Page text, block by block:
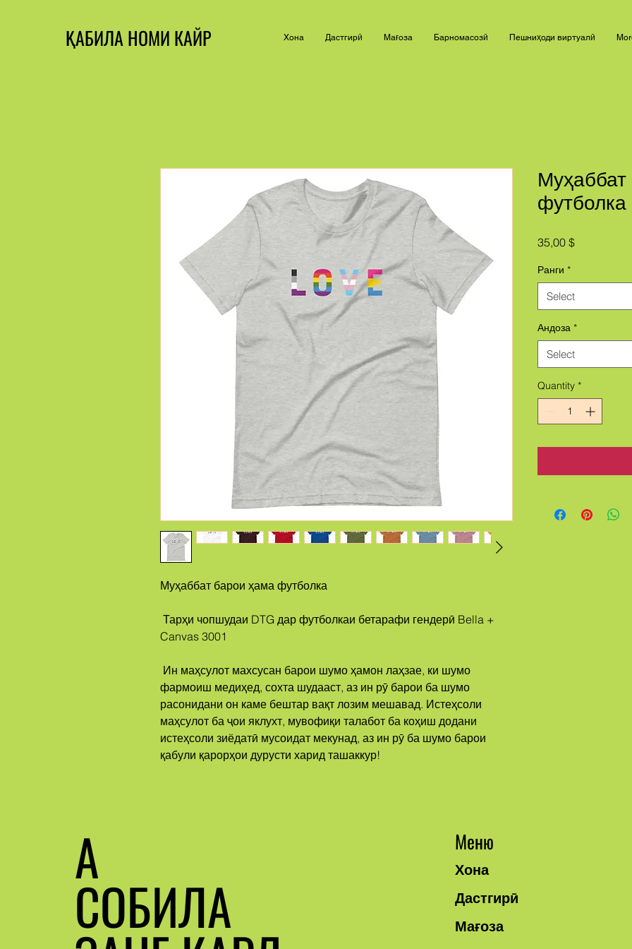
ҚАБИЛА НОМИ КАЙР Хона Дастгирӣ Мағоза Барномасозӣ Пешниҳоди виртуалӣ
Муҳаббат барои ҳама футболка
Canvas 3001
фармоиш медиҳед, сохта шудааст, аз ин рӯ барои ба шумо
расонидани он каме бештар вақт лозим мешавад. Истеҳсоли
маҳсулот ба ҷои яклухт, мувофиқи талабот ба коҳиш додани
истеҳсоли зиёдатӣ мусоидат мекунад, аз ин рӯ ба шумо барои
қабули қарорҳои дурусти харид ташаккур!
футболка
35,00 $Price
Ранги *
Select
Андоза *
Select
Quantity *
А
СОБИЛА
Меню
Хона
Дастгирӣ
Мағоза